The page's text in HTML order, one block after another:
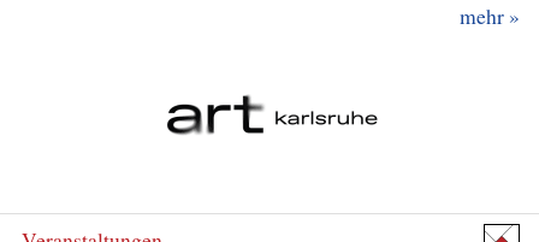
mehr